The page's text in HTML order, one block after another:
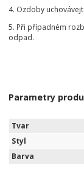
4. Ozdoby
5. Při případném
odpad.
Parametry
Tvar
Styl
Barva